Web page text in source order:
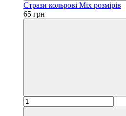
Стрази кольрові Mix розмірів
65 грн